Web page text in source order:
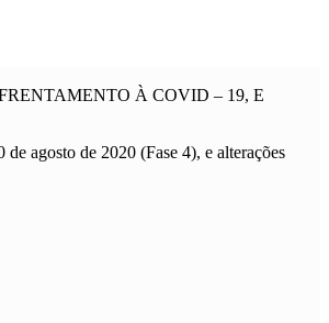
À COVID – 19, E
agosto de 2020 (Fase 4), e alterações